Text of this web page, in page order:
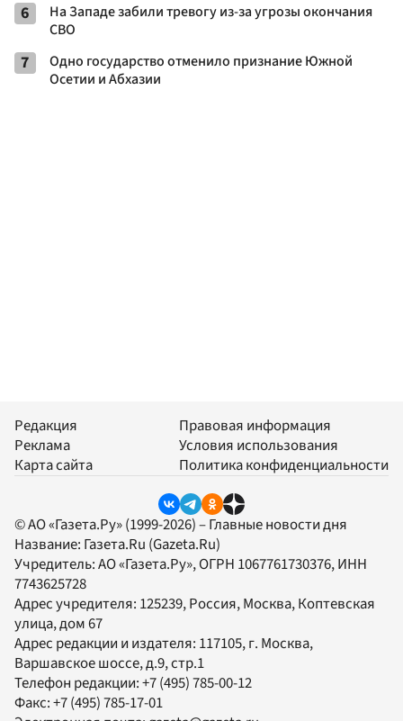
6
На Западе забили тревогу из-за угрозы окончания
СВО
7
Одно государство отменило признание Южной
Осетии и Абхазии
Редакция
Реклама
Карта сайта
Правовая информация
Условия использования
Политика конфиденциальности
© АО «Газета.Ру» (1999-2026) – Главные новости дня
Название: Газета.Ru (Gazeta.Ru)
Учредитель:АО «Газета.Ру», ОГРН 1067761730376, ИНН
7743625728
Адрес учредителя: 125239, Россия, Москва, Коптевская
улица, дом 67
Адрес редакции и издателя: 117105, г. Москва,
Варшавское шоссе, д.9, стр.1
Телефон редакции:+7 (495) 785-00-12
Факс:+7 (495) 785-17-01